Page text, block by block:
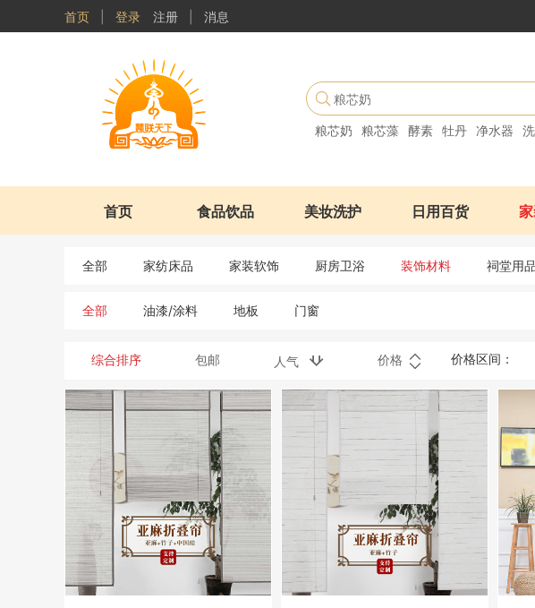
首页 登录 注册 消息
粮芯奶 粮芯藻 酵素 牡丹 净水器
首页 食品饮品 美妆洗护 日用百货
全部 家纺床品 家装软饰 厨房卫浴 装饰材料 祠堂用品
全部 油漆/涂料 地板 门窗
综合排序 包邮 人气 价格 价格区间：